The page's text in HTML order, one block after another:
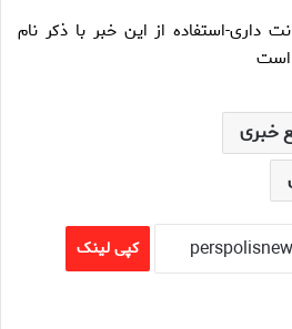
داری-استفاده از این خبر با ذکر نام
است
خبری
کپی لینک